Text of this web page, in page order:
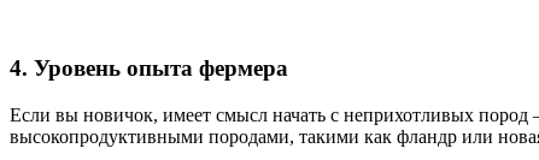
4. Уровень опыта фермера
Если вы новичок, имеет смысл начать с неприхотливых
высокопродуктивными породами, такими как фландр или